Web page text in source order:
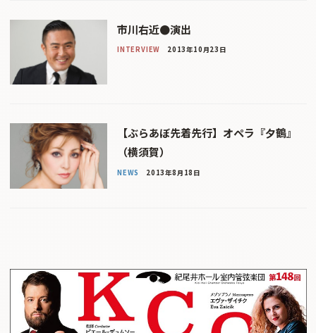
市川右近●演出
INTERVIEW 2013年10月23日
【ぶらあぼ先着先行】オペラ『夕鶴』
（横須賀）
NEWS 2013年8月18日